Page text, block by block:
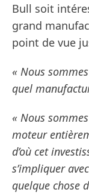
Bull soit
grand
point de vue
« Nous
quel
« Nous
moteur
d’où cet
s’impliquer
quelque chose